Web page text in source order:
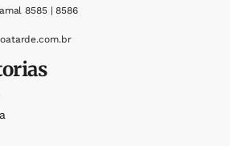
8585 | 8586